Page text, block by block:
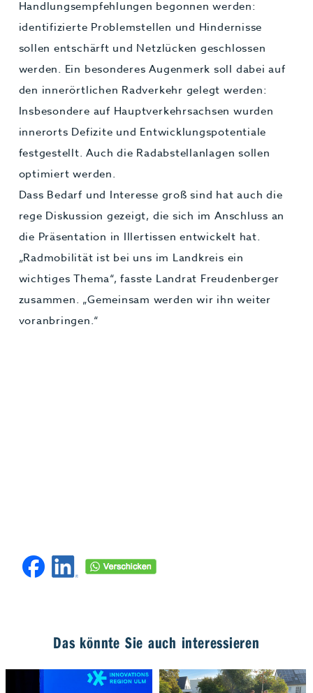
Handlungsempfehlungen begonnen werden:
identifizierte Problemstellen und Hindernisse
sollen entschärft und Netzlücken geschlossen
werden. Ein besonderes Augenmerk soll dabei auf
den innerörtlichen Radverkehr gelegt werden:
Insbesondere auf Hauptverkehrsachsen wurden
innerorts Defizite und Entwicklungspotentiale
festgestellt. Auch die Radabstellanlagen sollen
optimiert werden.
Dass Bedarf und Interesse groß sind hat auch die
rege Diskussion gezeigt, die sich im Anschluss an
die Präsentation in Illertissen entwickelt hat.
„Radmobilität ist bei uns im Landkreis ein
wichtiges Thema“, fasste Landrat Freudenberger
zusammen. „Gemeinsam werden wir ihn weiter
voranbringen.“
Das könnte Sie auch interessieren